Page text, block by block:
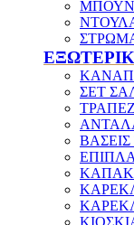
ΣΕΤ
ΕΠΙΠΛΑ